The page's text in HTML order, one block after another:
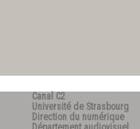
Canal C2
Université de Strasbourg
Direction du numérique